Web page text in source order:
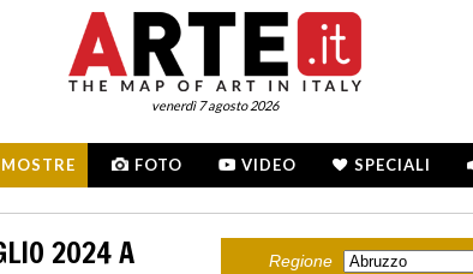
venerdì 7 agosto 2026
MOSTRE FOTO VIDEO SPECIALI
2024 A
Regione